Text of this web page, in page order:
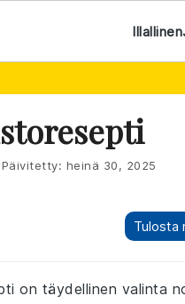
Illallinen
Päivitetty: heinä 30, 2025
Tulosta
on täydellinen valinta